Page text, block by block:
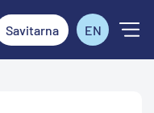
Savitarna EN